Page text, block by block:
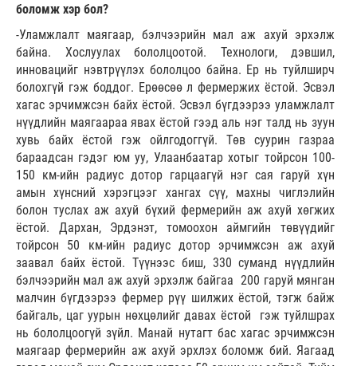
боломж хэр бол?
-Уламжлалт маягаар, бэлчээрийн мал аж ахуй эрхэлж
байна. Хослуулах бололцоотой. Технологи, дэвшил,
инновацийг нэвтрүүлэх бололцоо байна. Ер нь туйлширч
болохгүй гэж боддог. Ерөөсөө л фермержих ёстой. Эсвэл
хагас эрчимжсэн байх ёстой. Эсвэл бүгдээрээ уламжлалт
нүүдлийн маягаараа явах ёстой гээд аль нэг талд нь зуун
хувь байх ёстой гэж ойлгодоггүй. Төв суурин газраа
бараадсан гэдэг юм уу, Улаанбаатар хотыг тойрсон 100-
150 км-ийн радиус дотор гарцаагүй нэг сая гаруй хүн
амын хүнсний хэрэгцээг хангах сүү, махны чиглэлийн
болон туслах аж ахуй бүхий фермерийн аж ахуй хөгжих
ёстой. Дархан, Эрдэнэт, томоохон аймгийн төвүүдийг
тойрсон 50 км-ийн радиус дотор эрчимжсэн аж ахуй
заавал байх ёстой. Түүнээс биш, 330 суманд нүүдлийн
бэлчээрийн мал аж ахуй эрхэлж байгаа 200 гаруй мянган
малчин бүгдээрээ фермер рүү шилжих ёстой, тэгж байж
байгаль, цаг уурын нөхцөлийг давах ёстой гэж туйлшрах
нь бололцоогүй зүйл. Манай нутагт бас хагас эрчимжсэн
маягаар фермерийн аж ахуй эрхлэх боломж бий. Яагаад